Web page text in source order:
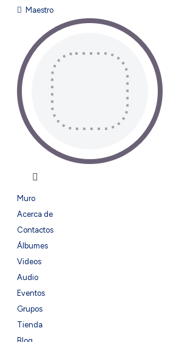
Maestro
Muro
Acerca de
Contactos
Álbumes
Videos
Audio
Eventos
Grupos
Tienda